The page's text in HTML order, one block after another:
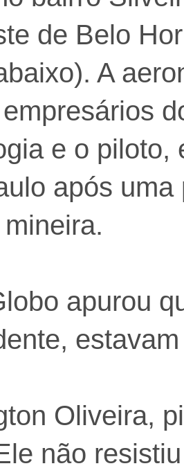
de Belo
A
e o piloto,
após uma
apurou
Oliveira,
não